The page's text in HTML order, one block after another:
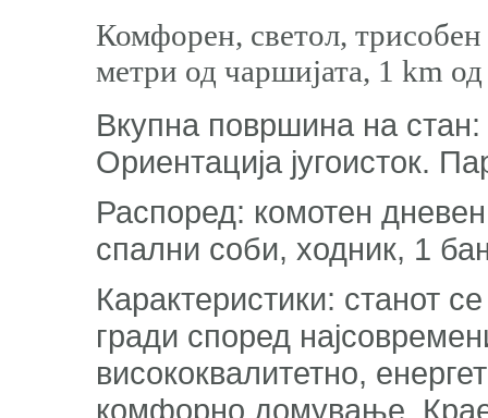
Комфорен, светол,
метри од чаршијата, 1 km
Вкупна површина на
Ориентација југоисток.
Распоред: комотен дневен
спални соби, ходник, 1
Карактеристики: станот
гради според
висококвалитетно,
комфорно домување.